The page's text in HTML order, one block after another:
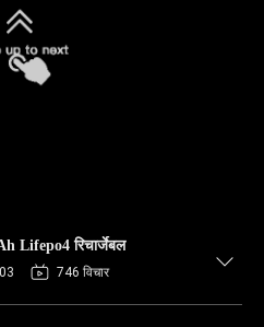
Lifepo4 रिचार्जेबल
746 विचार